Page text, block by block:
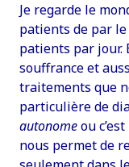
Je regarde le
patients de par
patients par jour.
souffrance et
traitements que
particulière de
autonomeou
nous permet de